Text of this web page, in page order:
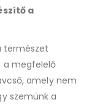
a
természet
a megfelelő
amely nem
szemünk a